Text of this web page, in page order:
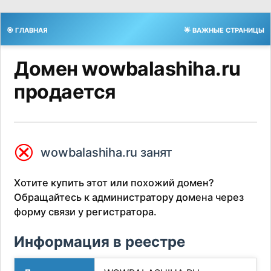
🎯 ГЛАВНАЯ 🌟 ВАЖНЫЕ СТРАНИЦЫ
Домен wowbalashiha.ru
продается
⮿ wowbalashiha.ru занят
Хотите купить этот или похожий домен?
Обращайтесь к администратору домена через
форму связи у регистратора.
Информация в реестре